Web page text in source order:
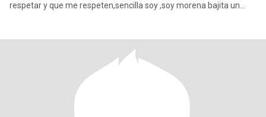
respetar y que me respeten,sencilla soy ,soy morena bajita un